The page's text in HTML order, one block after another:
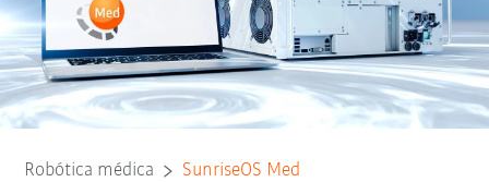
Robótica médica SunriseOS Med